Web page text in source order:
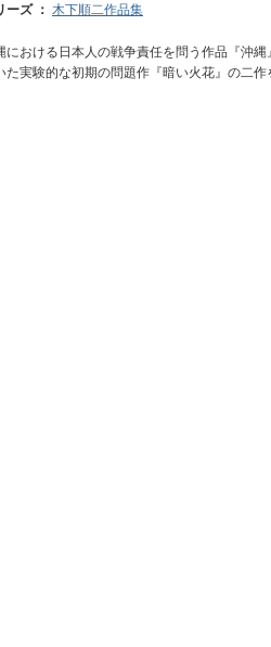
ーズ ： 木下順二作品集
における日本人の戦争責任を問う作品『沖
た実験的な初期の問題作『暗い火花』の二